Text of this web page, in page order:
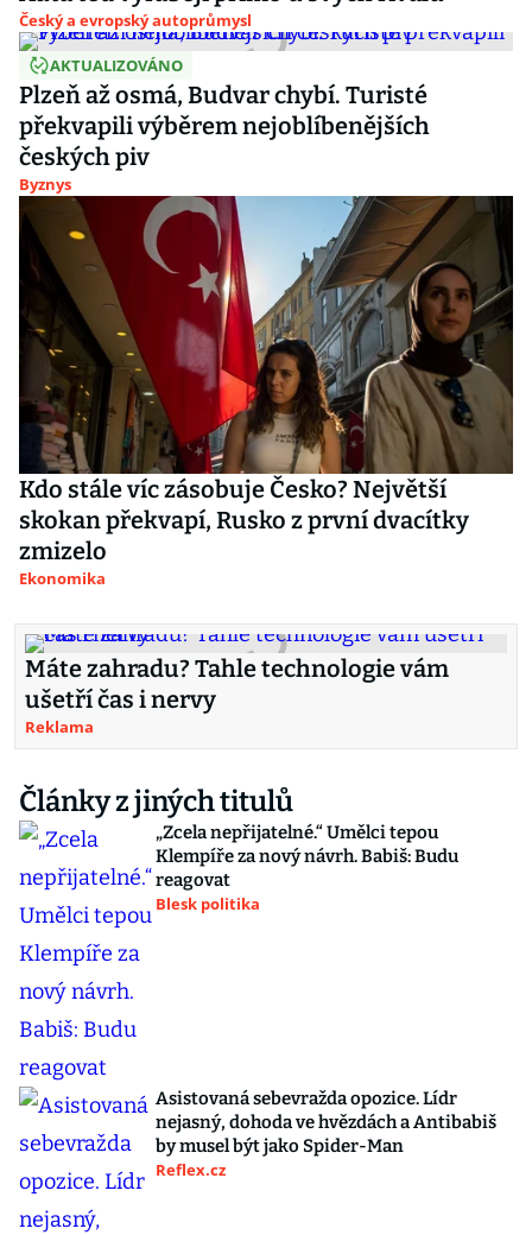
Český a evropský autoprůmysl
AKTUALIZOVÁNO
Plzeň až osmá, Budvar chybí. Turisté
překvapili výběrem nejoblíbenějších
českých piv
Byznys
Kdo stále víc zásobuje Česko? Největší
skokan překvapí, Rusko z první dvacítky
zmizelo
Ekonomika
Máte zahradu? Tahle technologie vám
ušetří čas i nervy
Reklama
Články z jiných titulů
„Zcela nepřijatelné.“ Umělci tepou
Klempíře za nový návrh. Babiš: Budu
reagovat
Blesk politika
Asistovaná sebevražda opozice. Lídr
nejasný, dohoda ve hvězdách a Antibabiš
by musel být jako Spider-Man
Reflex.cz